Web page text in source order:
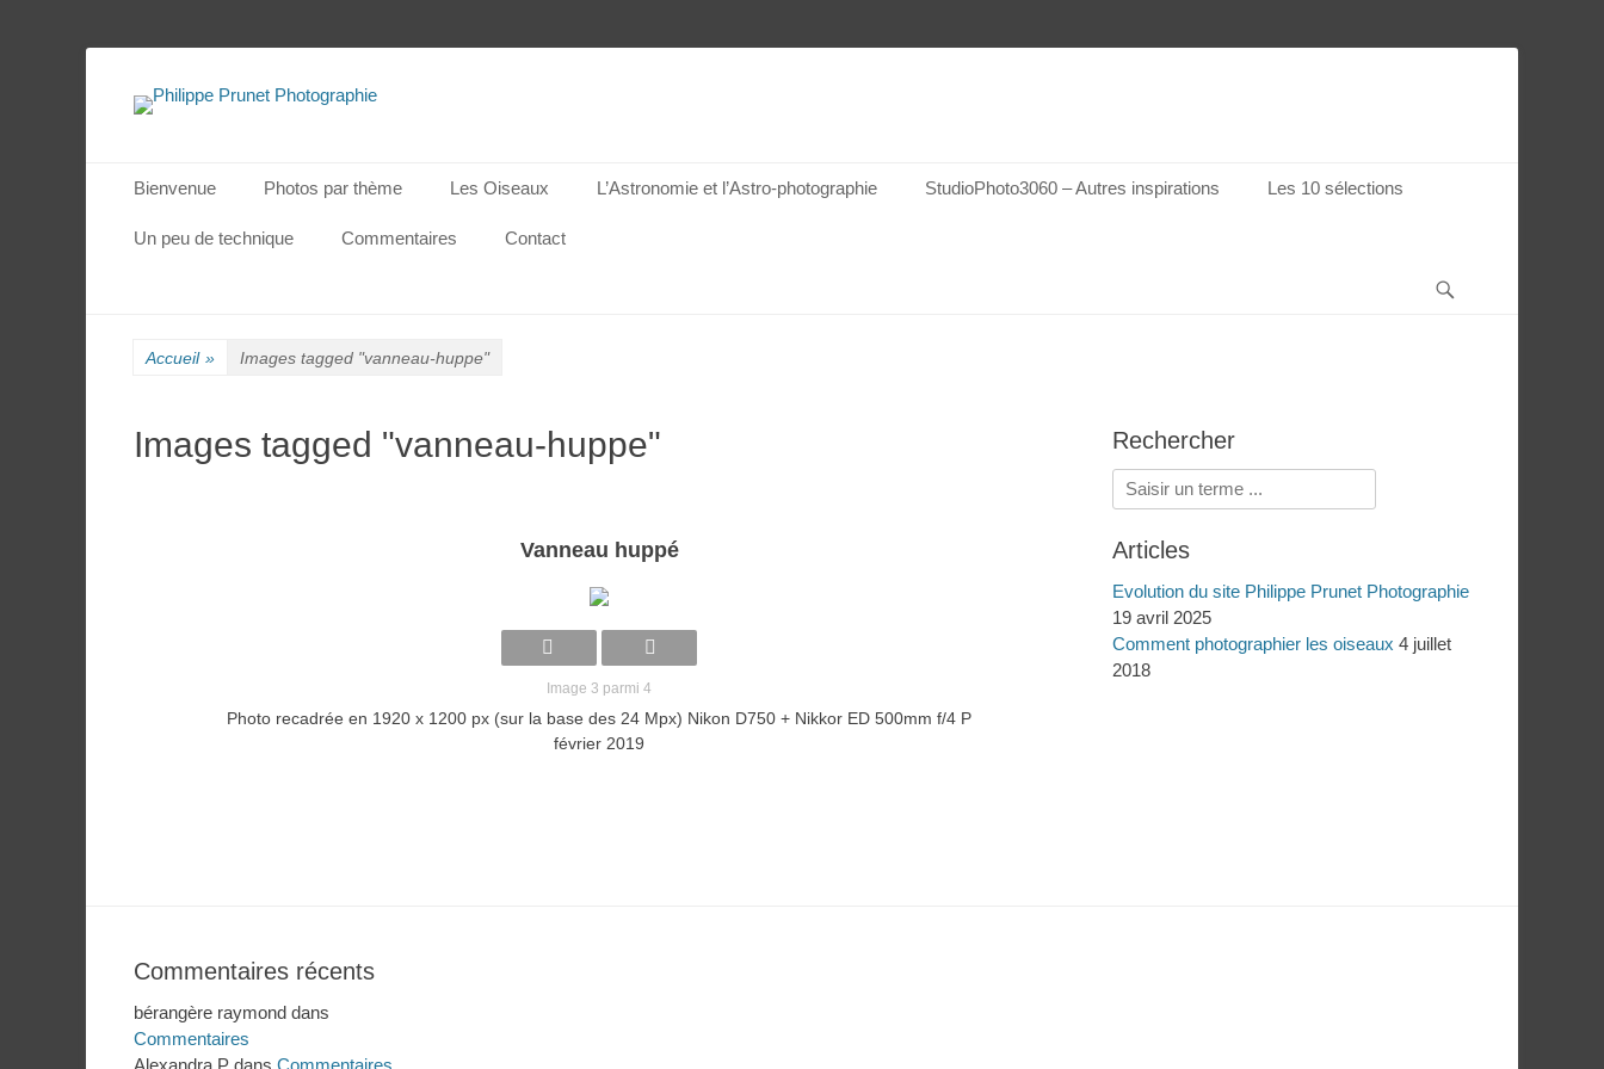
Philippe Prunet Photographie
La nature photographiée
Menu principal
contenu
Bienvenue Photos par thème Les Oiseaux L’Astronomie et l’Astro-photographie StudioPhoto3060 – Autres inspirations Les 10 sélections
Un peu de technique Commentaires Contact
Accueil » Images tagged "vanneau-huppe"
Images tagged "vanneau-huppe"
Vanneau huppé
Image 3 parmi 4
Photo recadrée en 1920 x 1200 px (sur la base des 24 Mpx) Nikon D750 + Nikkor ED 500mm f/4 P
février 2019
Rechercher
Rechercher :
Articles
Evolution du site Philippe Prunet Photographie
19 avril 2025
Comment photographier les oiseaux 4 juillet
2018
Commentaires récents
bérangère raymond dans
Commentaires
Alexandra P dans Commentaires